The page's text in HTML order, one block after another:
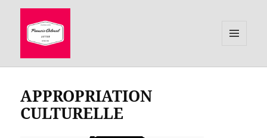
WIDGETS
APPROPRIATION
CULTURELLE